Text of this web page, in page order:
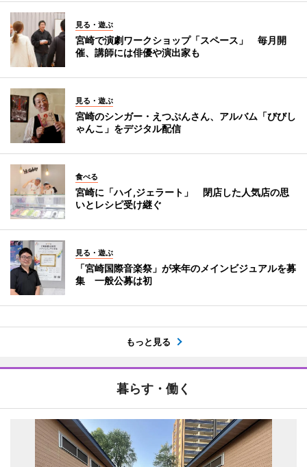
見る・遊ぶ
宮崎で演劇ワークショップ「スペース」 毎月開
催、講師には俳優や演出家も
見る・遊ぶ
宮崎のシンガー・えつぷんさん、アルバム「びびし
ゃんこ」をデジタル配信
食べる
宮崎に「ハイ,ジェラート」 閉店した人気店の思
いとレシピ受け継ぐ
見る・遊ぶ
「宮崎国際音楽祭」が来年のメインビジュアルを募
集 一般公募は初
もっと見る
暮らす・働く